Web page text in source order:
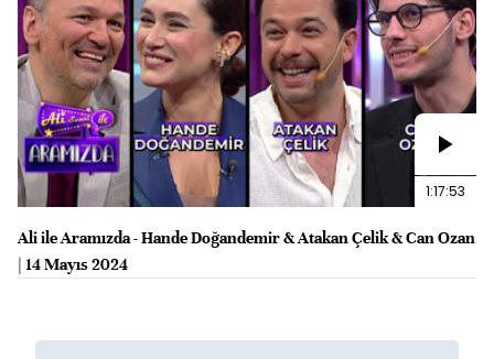
1:17:53
Ali ile Aramızda - Hande Doğandemir & Atakan Çelik & Can Ozan
| 14 Mayıs 2024